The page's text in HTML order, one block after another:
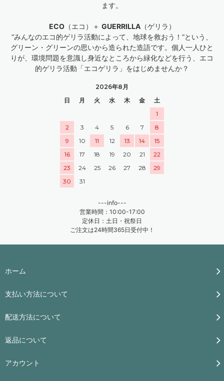
ます。
ECO（エコ）＋ GUERRILLA（ゲリラ）
“みんなのエコ的ゲリラ活動によって、地球を救おう！”という、
グリーン・グリーンの思いから造られた造語です。個人一人ひと
りが、環境問題を意識し身近なところから緑化などを行う、エコ
的ゲリラ活動「エコゲリラ」をはじめませんか？
2026年8月
日
月 火 水 木 金
土
1
2
3 4 5 6 7
8
9
10 11 12 13 14
15
16
17 18 19 20 21
22
23
24 25 26 27 28
29
30
31
---info---
営業時間：10:00-17:00
定休日：土日・祝祭日
ご注文は24時間365日受付中！
ホーム
支払い方法について
配送方法について
返品について
アカウント